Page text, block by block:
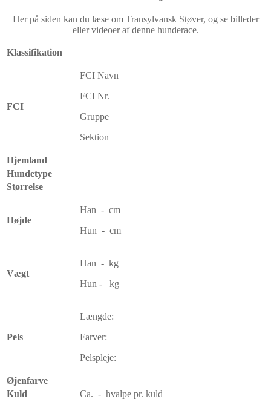
Her på siden kan du læse om Transylvansk Støver, og se billeder
eller videoer af denne hunderace.
Klassifikation
FCI
FCI Navn
FCI Nr.
Gruppe
Sektion
Hjemland
Hundetype
Størrelse
Højde
Han - cm
Hun - cm
Vægt
Han - kg
Hun - kg
Pels
Længde:
Farver:
Pelspleje:
Øjenfarve
Kuld
Ca. - hvalpe pr. kuld